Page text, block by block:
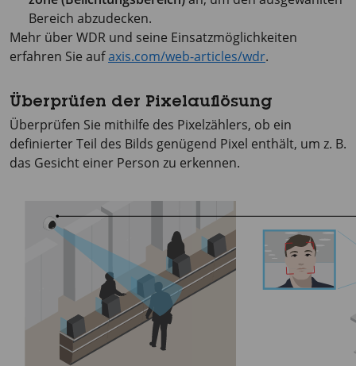
Bereich abzudecken.
Mehr über WDR und seine Einsatzmöglichkeiten
erfahren Sie aufaxis.com/web-articles/wdr.
Überprüfen der Pixelauflösung
Überprüfen Sie mithilfe des Pixelzählers, ob ein
definierter Teil des Bilds genügend Pixel enthält, um z. B.
das Gesicht einer Person zu erkennen.